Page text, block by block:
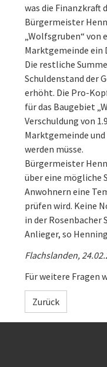
was die Finanzkraft
Bürgermeister
„Wolfsgruben“ von
Marktgemeinde ein
Die restliche
Schuldenstand der
erhöht. Die Pro-
für das Baugebiet
Verschuldung von
Marktgemeinde
werden müsse.
Bürgermeister
über eine mögliche
Anwohnern eine
prüfen wird. Keine
in der Rosenbacher
Anlieger, so
Flachslanden,
Für weitere Fragen
Zurück